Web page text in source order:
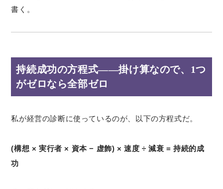
書く。
持続成功の方程式——掛け算なので、1つ
がゼロなら全部ゼロ
私が経営の診断に使っているのが、以下の方程式だ。
(構想 × 実行者 × 資本 − 虚飾) × 速度 ÷ 減衰 = 持続的成
功